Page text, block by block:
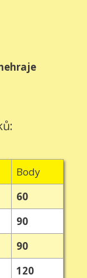
Body
60
90
90
120